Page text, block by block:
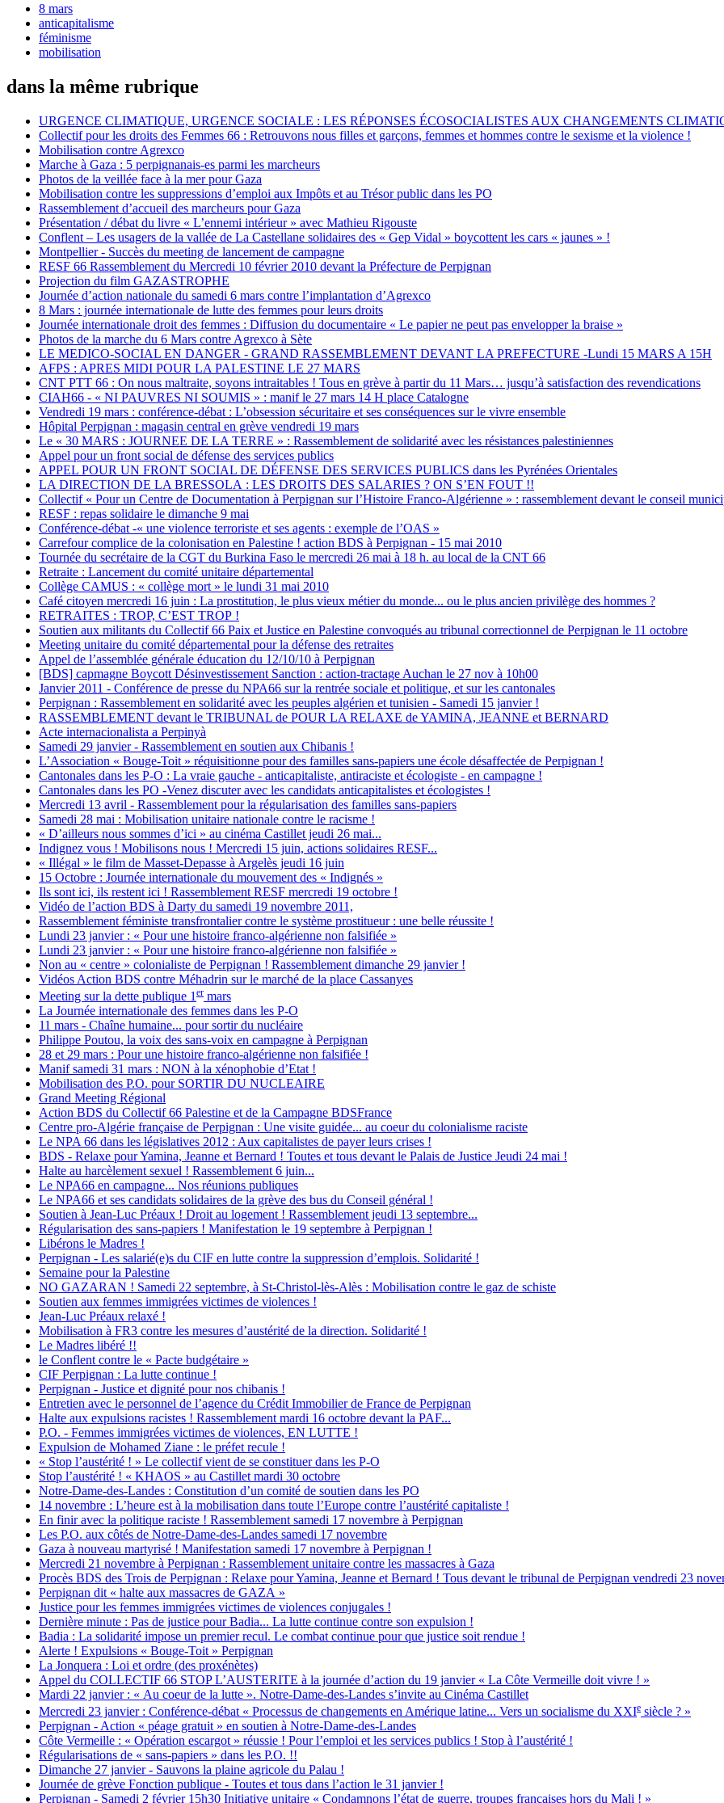
8 mars
anticapitalisme
féminisme
mobilisation
dans la même rubrique
URGENCE CLIMATIQUE, URGENCE SOCIALE : LES RÉPONSES ÉCOSOCIALISTES AUX CHANGEMENTS
Collectif pour les droits des Femmes 66 : Retrouvons nous filles et garçons, femmes et hommes contre le sexisme et la violence !
Mobilisation contre Agrexco
Marche à Gaza : 5 perpignanais-es parmi les marcheurs
Photos de la veillée face à la mer pour Gaza
Mobilisation contre les suppressions d’emploi aux Impôts et au Trésor public dans les PO
Rassemblement d’accueil des marcheurs pour Gaza
Présentation / débat du livre « L’ennemi intérieur » avec Mathieu Rigouste
Conflent – Les usagers de la vallée de La Castellane solidaires des « Gep Vidal » boycottent les cars « jaunes » !
Montpellier - Succès du meeting de lancement de campagne
RESF 66 Rassemblement du Mercredi 10 février 2010 devant la Préfecture de Perpignan
Projection du film GAZASTROPHE
Journée d’action nationale du samedi 6 mars contre l’implantation d’Agrexco
8 Mars : journée internationale de lutte des femmes pour leurs droits
Journée internationale droit des femmes : Diffusion du documentaire « Le papier ne peut pas envelopper la braise »
Photos de la marche du 6 Mars contre Agrexco à Sète
LE MEDICO-SOCIAL EN DANGER - GRAND RASSEMBLEMENT DEVANT LA PREFECTURE -Lundi 15 MARS A 15H
AFPS : APRES MIDI POUR LA PALESTINE LE 27 MARS
CNT PTT 66 : On nous maltraite, soyons intraitables ! Tous en grève à partir du 11 Mars… jusqu’à satisfaction des revendications
CIAH66 - « NI PAUVRES NI SOUMIS » : manif le 27 mars 14 H place Catalogne
Vendredi 19 mars : conférence-débat : L’obsession sécuritaire et ses conséquences sur le vivre ensemble
Hôpital Perpignan : magasin central en grève vendredi 19 mars
Le « 30 MARS : JOURNEE DE LA TERRE » : Rassemblement de solidarité avec les résistances palestiniennes
Appel pour un front social de défense des services publics
APPEL POUR UN FRONT SOCIAL DE DÉFENSE DES SERVICES PUBLICS dans les Pyrénées Orientales
LA DIRECTION DE LA BRESSOLA : LES DROITS DES SALARIES ? ON S’EN FOUT !!
Collectif « Pour un Centre de Documentation à Perpignan sur l’Histoire Franco-Algérienne » : rassemblement devant le conseil
RESF : repas solidaire le dimanche 9 mai
Conférence-débat -« une violence terroriste et ses agents : exemple de l’OAS »
Carrefour complice de la colonisation en Palestine ! action BDS à Perpignan - 15 mai 2010
Tournée du secrétaire de la CGT du Burkina Faso le mercredi 26 mai à 18 h. au local de la CNT 66
Retraite : Lancement du comité unitaire départemental
Collège CAMUS : « collège mort » le lundi 31 mai 2010
Café citoyen mercredi 16 juin : La prostitution, le plus vieux métier du monde... ou le plus ancien privilège des hommes ?
RETRAITES : TROP, C’EST TROP !
Soutien aux militants du Collectif 66 Paix et Justice en Palestine convoqués au tribunal correctionnel de Perpignan le 11 octobre
Meeting unitaire du comité départemental pour la défense des retraites
Appel de l’assemblée générale éducation du 12/10/10 à Perpignan
[BDS] capmagne Boycott Désinvestissement Sanction : action-tractage Auchan le 27 nov à 10h00
Janvier 2011 - Conférence de presse du NPA66 sur la rentrée sociale et politique, et sur les cantonales
Perpignan : Rassemblement en solidarité avec les peuples algérien et tunisien - Samedi 15 janvier !
RASSEMBLEMENT devant le TRIBUNAL de POUR LA RELAXE de YAMINA, JEANNE et BERNARD
Acte internacionalista a Perpinyà
Samedi 29 janvier - Rassemblement en soutien aux Chibanis !
L’Association « Bouge-Toit » réquisitionne pour des familles sans-papiers une école désaffectée de Perpignan !
Cantonales dans les P-O : La vraie gauche - anticapitaliste, antiraciste et écologiste - en campagne !
Cantonales dans les PO -Venez discuter avec les candidats anticapitalistes et écologistes !
Mercredi 13 avril - Rassemblement pour la régularisation des familles sans-papiers
Samedi 28 mai : Mobilisation unitaire nationale contre le racisme !
« D’ailleurs nous sommes d’ici » au cinéma Castillet jeudi 26 mai...
Indignez vous ! Mobilisons nous ! Mercredi 15 juin, actions solidaires RESF...
« Illégal » le film de Masset-Depasse à Argelès jeudi 16 juin
15 Octobre : Journée internationale du mouvement des « Indignés »
Ils sont ici, ils restent ici ! Rassemblement RESF mercredi 19 octobre !
Vidéo de l’action BDS à Darty du samedi 19 novembre 2011,
Rassemblement féministe transfrontalier contre le système prostitueur : une belle réussite !
Lundi 23 janvier : « Pour une histoire franco-algérienne non falsifiée »
Lundi 23 janvier : « Pour une histoire franco-algérienne non falsifiée »
Non au « centre » colonialiste de Perpignan ! Rassemblement dimanche 29 janvier !
Vidéos Action BDS contre Méhadrin sur le marché de la place Cassanyes
Meeting sur la dette publique 1 er mars
La Journée internationale des femmes dans les P-O
11 mars - Chaîne humaine... pour sortir du nucléaire
Philippe Poutou, la voix des sans-voix en campagne à Perpignan
28 et 29 mars : Pour une histoire franco-algérienne non falsifiée !
Manif samedi 31 mars : NON à la xénophobie d’Etat !
Mobilisation des P.O. pour SORTIR DU NUCLEAIRE
Grand Meeting Régional
Action BDS du Collectif 66 Palestine et de la Campagne BDSFrance
Centre pro-Algérie française de Perpignan : Une visite guidée... au coeur du colonialisme raciste
Le NPA 66 dans les législatives 2012 : Aux capitalistes de payer leurs crises !
BDS - Relaxe pour Yamina, Jeanne et Bernard ! Toutes et tous devant le Palais de Justice Jeudi 24 mai !
Halte au harcèlement sexuel ! Rassemblement 6 juin...
Le NPA66 en campagne... Nos réunions publiques
Le NPA66 et ses candidats solidaires de la grève des bus du Conseil général !
Soutien à Jean-Luc Préaux ! Droit au logement ! Rassemblement jeudi 13 septembre...
Régularisation des sans-papiers ! Manifestation le 19 septembre à Perpignan !
Libérons le Madres !
Perpignan - Les salarié(e)s du CIF en lutte contre la suppression d’emplois. Solidarité !
Semaine pour la Palestine
NO GAZARAN ! Samedi 22 septembre, à St-Christol-lès-Alès : Mobilisation contre le gaz de schiste
Soutien aux femmes immigrées victimes de violences !
Jean-Luc Préaux relaxé !
Mobilisation à FR3 contre les mesures d’austérité de la direction. Solidarité !
Le Madres libéré !!
le Conflent contre le « Pacte budgétaire »
CIF Perpignan : La lutte continue !
Perpignan - Justice et dignité pour nos chibanis !
Entretien avec le personnel de l’agence du Crédit Immobilier de France de Perpignan
Halte aux expulsions racistes ! Rassemblement mardi 16 octobre devant la PAF...
P.O. - Femmes immigrées victimes de violences, EN LUTTE !
Expulsion de Mohamed Ziane : le préfet recule !
« Stop l’austérité ! » Le collectif vient de se constituer dans les P-O
Stop l’austérité ! « KHAOS » au Castillet mardi 30 octobre
Notre-Dame-des-Landes : Constitution d’un comité de soutien dans les PO
14 novembre : L’heure est à la mobilisation dans toute l’Europe contre l’austérité capitaliste !
En finir avec la politique raciste ! Rassemblement samedi 17 novembre à Perpignan
Les P.O. aux côtés de Notre-Dame-des-Landes samedi 17 novembre
Gaza à nouveau martyrisé ! Manifestation samedi 17 novembre à Perpignan !
Mercredi 21 novembre à Perpignan : Rassemblement unitaire contre les massacres à Gaza
Procès BDS des Trois de Perpignan : Relaxe pour Yamina, Jeanne et Bernard ! Tous devant le tribunal de Perpignan vendredi 23
Perpignan dit « halte aux massacres de GAZA »
Justice pour les femmes immigrées victimes de violences conjugales !
Dernière minute : Pas de justice pour Badia... La lutte continue contre son expulsion !
Badia : La solidarité impose un premier recul. Le combat continue pour que justice soit rendue !
Alerte ! Expulsions « Bouge-Toit » Perpignan
La Jonquera : Loi et ordre (des proxénètes)
Appel du COLLECTIF 66 STOP L’AUSTERITE à la journée d’action du 19 janvier « La Côte Vermeille doit vivre ! »
Mardi 22 janvier : « Au coeur de la lutte ». Notre-Dame-des-Landes s’invite au Cinéma Castillet
Mercredi 23 janvier : Conférence-débat « Processus de changements en Amérique latine... Vers un socialisme du XXIe siècle ? »
Perpignan - Action « péage gratuit » en soutien à Notre-Dame-des-Landes
Côte Vermeille : « Opération escargot » réussie ! Pour l’emploi et les services publics ! Stop à l’austérité !
Régularisations de « sans-papiers » dans les P.O. !!
Dimanche 27 janvier - Sauvons la plaine agricole du Palau !
Journée de grève Fonction publique - Toutes et tous dans l’action le 31 janvier !
Perpignan - Samedi 2 février 15h30 Initiative unitaire « Condamnons l’état de guerre, troupes françaises hors du Mali ! »